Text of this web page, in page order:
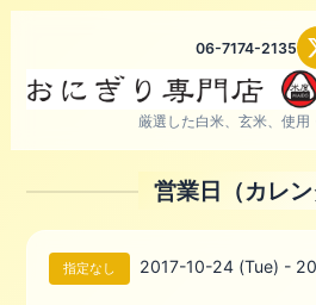
06-7174-2135
厳選した白米、玄米、使用
営業日（カレン
指定なし 2017-10-24 (Tue) -